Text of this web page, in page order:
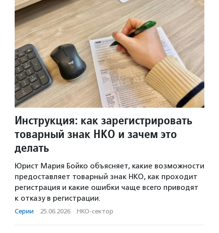
Инструкция: как зарегистрировать
товарный знак НКО и зачем это
делать
Юрист Мария Бойко объясняет, какие возможности
предоставляет товарный знак НКО, как проходит
регистрация и какие ошибки чаще всего приводят
к отказу в регистрации.
Серии · 25.06.2026 · НКО-сектор